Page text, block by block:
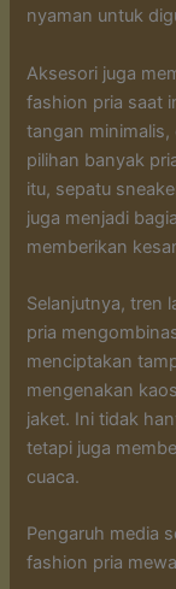
nyaman untuk
Aksesori juga
fashion pria saat
tangan
pilihan banyak
itu, sepatu
juga menjadi
memberikan
Selanjutnya, tren
pria
menciptakan
mengenakan
jaket. Ini tidak
tetapi juga
cuaca.
Pengaruh media
fashion pria